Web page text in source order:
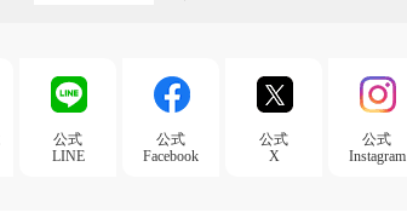
公式
LINE
公式
Facebook
公式
X
公式
Instagram